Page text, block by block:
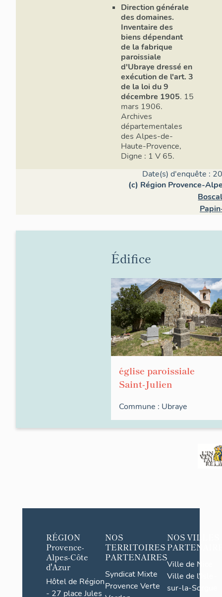
Direction générale
des domaines.
Inventaire des
biens dépendant
de la fabrique
paroissiale
d'Ubraye dressé en
exécution de l'art. 3
de la loi du 9
décembre 1905. 15
mars 1906.
Archives
départementales
des Alpes-de-
Haute-Provence,
Digne : 1 V 65.
Date(s) d'enquête :
(c) Région Provence-
Édifice
église paroissiale
Saint-Julien
Commune : Ubraye
RÉGION
Provence-
Alpes-Côte
d'Azur
Hôtel de Région
- 27 place Jules
NOS
TERRITOIRES
PARTENAIRES
Syndicat Mixte
Provence Verte
NOS VILLES
Ville de Nice
Ville de l'Isle-
sur-la-Sorgue